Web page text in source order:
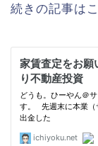
続きの記事は